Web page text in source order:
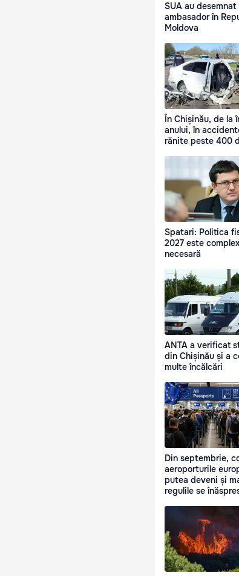
SUA au desemnat
ambasador în
Moldova
În Chișinău, de la
anului, în
rănite peste 400
Spatari: Politica
2027 este
necesară
ANTA a verificat
din Chișinău și a
multe încălcări
Din septembrie,
aeroporturile
putea deveni și
regulile se